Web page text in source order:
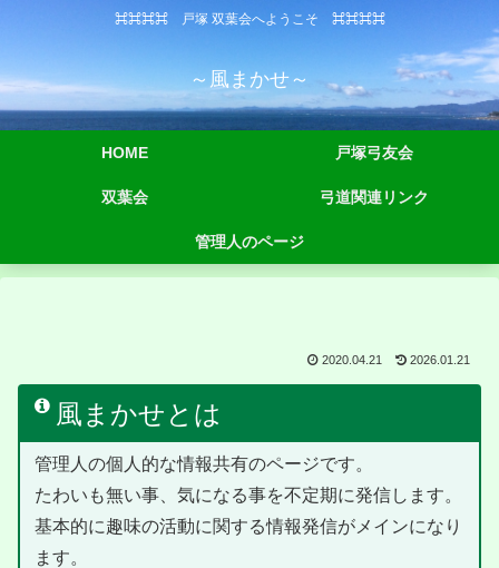
⌘⌘⌘⌘ 戸塚 双葉会へようこそ ⌘⌘⌘⌘
～風まかせ～
HOME 戸塚弓友会
双葉会 弓道関連リンク
管理人のページ
2020.04.21 2026.01.21
風まかせとは
管理人の個人的な情報共有のページです。
たわいも無い事、気になる事を不定期に発信します。
基本的に趣味の活動に関する情報発信がメインになり
ます。